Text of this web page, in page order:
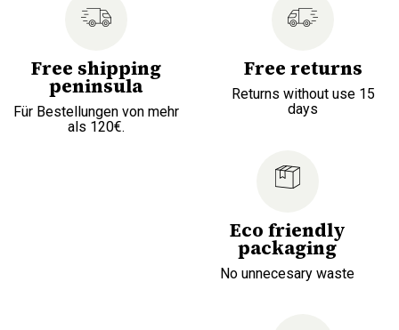
Free shipping
peninsula
Für Bestellungen von mehr
als 120€.
Free returns
Returns without use 15
days
Eco friendly
packaging
No unnecesary waste